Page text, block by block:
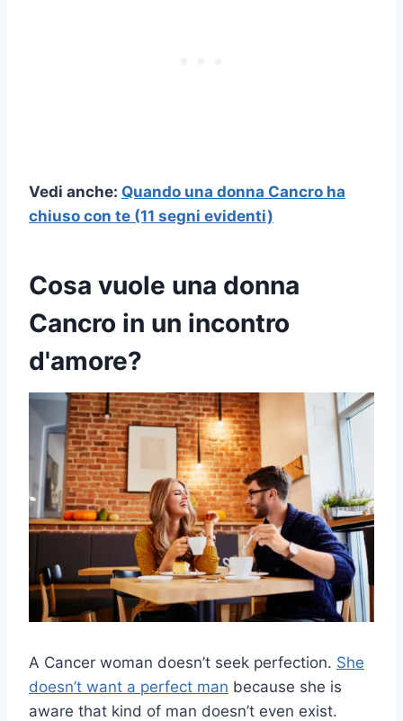
Vedi anche: Quando una donna Cancro ha
chiuso con te (11 segni evidenti)
Cosa vuole una donna
Cancro in un incontro
d'amore?
A Cancer woman doesn’t seek perfection. She
doesn’t want a perfect man because she is
aware that kind of man doesn’t even exist.